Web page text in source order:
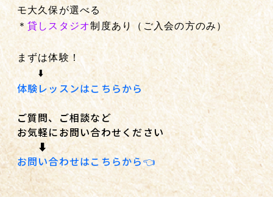
モ大久保が選べる
＊貸しスタジオ制度あり（ご入会の方のみ）
まずは体験！
⬇️
体験レッスンはこちらから
ご質問、ご相談など
お気軽にお問い合わせください
⬇️
お問い合わせはこちらから👈